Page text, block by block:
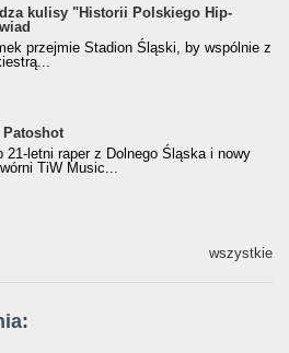
"Historii Polskiego Hip-
kulisy "Historii Polskiego Hip-
przejmie Stadion Śląski, by wspólnie z
Patoshot
21-letni raper z Dolnego Śląska i nowy
TiW Music...
wszystkie